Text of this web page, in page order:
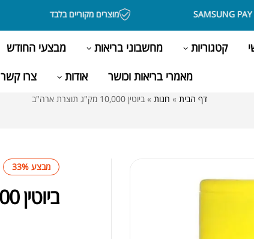
מוצרים מקוריים בלבד
קטגוריות מחשבוני בריאות מבצעי החודש
מאמרי בריאות וכושר
אודות צרו קשר
דף הבית » חנות » ביוטין 10,000 מק"ג תוצרת ארה"ב
מבצע 33%
ביוטין 10,000 מק"ג תוצרת ארה"ב